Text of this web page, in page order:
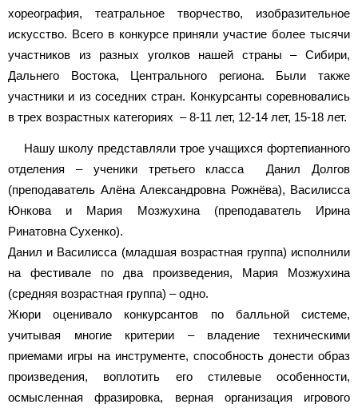
хореография, театральное творчество, изобразительное
искусство. Всего в конкурсе приняли участие более тысячи
участников из разных уголков нашей страны – Сибири,
Дальнего Востока, Центрального региона. Были также
участники и из соседних стран. Конкурсанты соревновались
в трех возрастных категориях – 8-11 лет, 12-14 лет, 15-18 лет.
Нашу школу представляли трое учащихся фортепианного
отделения – ученики третьего класса Данил Долгов
(преподаватель Алёна Александровна Рожнёва), Василисса
Юнкова и Мария Мозжухина (преподаватель Ирина
Ринатовна Сухенко).
Данил и Василисса (младшая возрастная группа) исполнили
на фестивале по два произведения, Мария Мозжухина
(средняя возрастная группа) – одно.
Жюри оценивало конкурсантов по балльной системе,
учитывая многие критерии – владение техническими
приемами игры на инструменте, способность донести образ
произведения, воплотить его стилевые особенности,
осмысленная фразировка, верная организация игрового